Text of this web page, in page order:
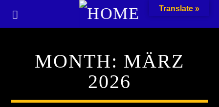
MONTH: MÄRZ
2026
Translate »